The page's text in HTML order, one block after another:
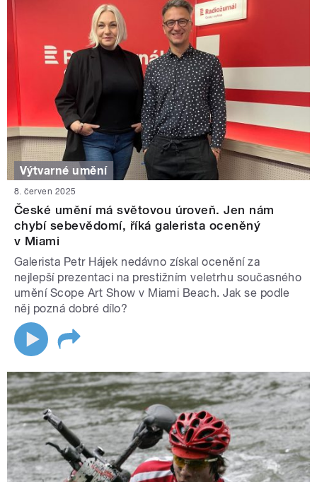
Výtvarné umění
8. červen 2025
České umění má světovou úroveň. Jen nám
chybí sebevědomí, říká galerista oceněný
v Miami
Galerista Petr Hájek nedávno získal ocenění za
nejlepší prezentaci na prestižním veletrhu současného
umění Scope Art Show v Miami Beach. Jak se podle
něj pozná dobré dílo?